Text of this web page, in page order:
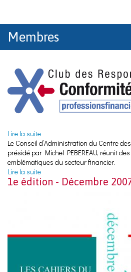
Membres
Lire la suite
Le Conseil d’Administration du Centre
présidé par Michel PEBEREAU, réunit
emblématiques du secteur financier.
Lire la suite
1e édition - Décembre